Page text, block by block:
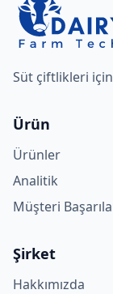
Süt çiftlikleri
Ürün
Ürünler
Analitik
Müşteri
Şirket
Hakkımızda